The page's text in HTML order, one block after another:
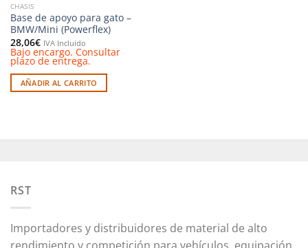
CHASIS
Base de apoyo para gato –
BMW/Mini (Powerflex)
28,06€ IVA Incluido
Bajo encargo. Consultar
plazo de entrega.
AÑADIR AL CARRITO
RST
Importadores y distribuidores de material de alto
rendimiento y competición para vehículos, equipación